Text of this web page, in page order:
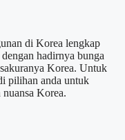
di Korea lengkap
hadirnya bunga
Korea. Untuk
pilihan anda untuk
Korea.